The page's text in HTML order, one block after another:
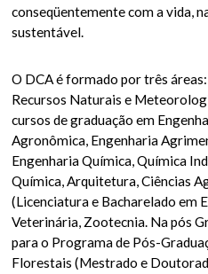
conseqüentemente com a vida,
sustentável.
O DCA é formado por três
Recursos Naturais e
cursos de graduação em
Agronômica, Engenharia
Engenharia Química, Química
Química, Arquitetura, Ciências
(Licenciatura e Bacharelado em
Veterinária, Zootecnia. Na pós
para o Programa de Pós-
Florestais (Mestrado e